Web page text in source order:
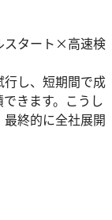
スタート×高速検
し、短期間で成
きます。こうし
終的に全社展開